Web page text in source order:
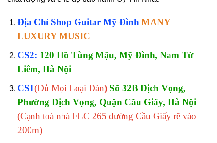
Địa Chỉ Shop Guitar Mỹ Đình MANY
LUXURY MUSIC
CS2: 120 Hồ Tùng Mậu, Mỹ Đình, Nam Từ
Liêm, Hà Nội
CS1(Đủ Mọi Loại Đàn) Số 32B Dịch Vọng,
Phường Dịch Vọng, Quận Cầu Giấy, Hà Nội
(Cạnh toà nhà FLC 265 đường Cầu Giấy rẽ vào
200m)